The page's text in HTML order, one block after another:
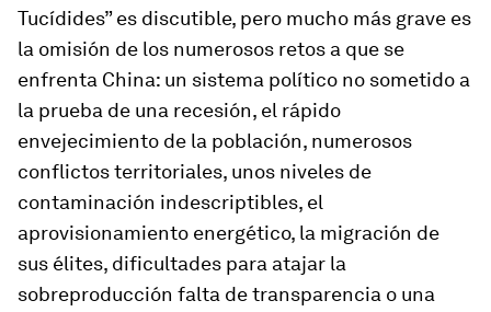
Tucídides” es discutible, pero mucho más grave es
la omisión de los numerosos retos a que se
enfrenta China: un sistema político no sometido a
la prueba de una recesión, el rápido
envejecimiento de la población, numerosos
conflictos territoriales, unos niveles de
contaminación indescriptibles, el
aprovisionamiento energético, la migración de
sus élites, dificultades para atajar la
sobreproducción falta de transparencia o una